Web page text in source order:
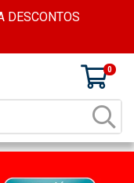
DESCONTOS
0